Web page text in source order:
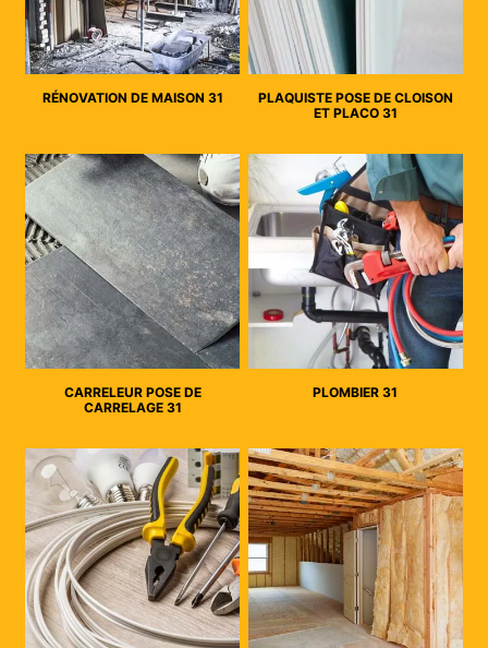
RÉNOVATION DE MAISON 31
PLAQUISTE POSE DE CLOISON
ET PLACO 31
CARRELEUR POSE DE
CARRELAGE 31
PLOMBIER 31